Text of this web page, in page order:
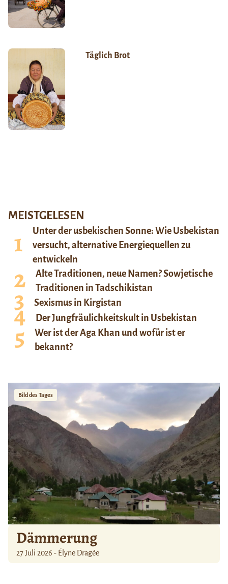
Täglich Brot
MEISTGELESEN
Unter der usbekischen Sonne: Wie Usbekistan
versucht, alternative Energiequellen zu
entwickeln
Alte Traditionen, neue Namen? Sowjetische
Traditionen in Tadschikistan
Sexismus in Kirgistan
Der Jungfräulichkeitskult in Usbekistan
Wer ist der Aga Khan und wofür ist er
bekannt?
Bild des Tages
Dämmerung
27 Juli 2026 - Élyne Dragée